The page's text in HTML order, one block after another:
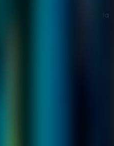
avanca por diferentes salas da
qualquer detalhe que
moveis, portas,
objetos estranhos para
Algumas respostas
por objetos ocultos;
voce volta a uma area
com as estrategias